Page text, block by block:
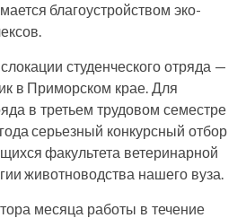
благоустройством эко-
студенческого отряда —
в Приморском крае. Для
в третьем трудовом семестре
серьезный конкурсный отбор
факультета ветеринарной
животноводства нашего вуза.
месяца работы в течение